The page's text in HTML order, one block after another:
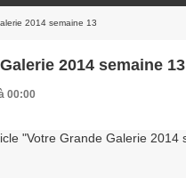
2014 semaine 13
2014 semaine 13
00:00